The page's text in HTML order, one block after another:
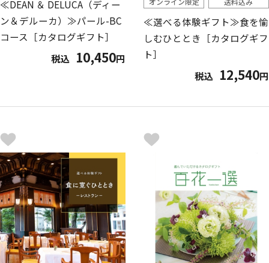
≪DEAN ＆ DELUCA（ディー
ン＆デルーカ）≫パール-BC
コース［カタログギフト］
税込 10,450円
≪選べる体験ギフト≫食を愉
しむひととき［カタログギフ
ト］
税込 12,540円